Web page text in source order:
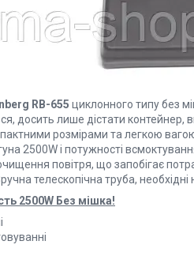
RB-655 циклонного типу без
досить лише дістати контейнер,
розмірами та легкою
2500W і потужності
повітря, що запобігає
телескопічна труба,
2500W Без мішка!